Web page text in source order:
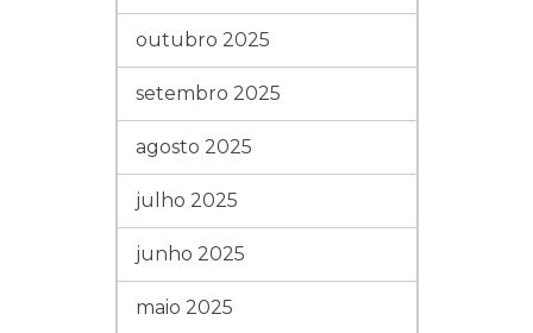
outubro 2025
setembro 2025
agosto 2025
julho 2025
junho 2025
maio 2025